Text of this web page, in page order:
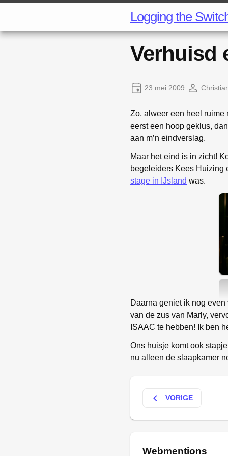
Logging the
Verhuisd
23 mei 2009
Zo, alweer een heel ruime
eerst een hoop geklus,
aan m’n eindverslag.
Maar het eind is in zicht!
begeleiders Kees Huizing
stage in IJsland was.
Daarna geniet ik nog
van de zus van Marly,
ISAAC te hebben! Ik ben
Ons huisje komt ook
nu alleen de slaapkamer
keyboard_arrow_left VORIGE
Webmentions